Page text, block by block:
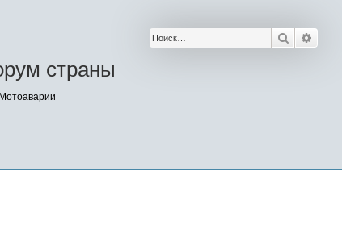
Поиск
страны
Мотоаварии